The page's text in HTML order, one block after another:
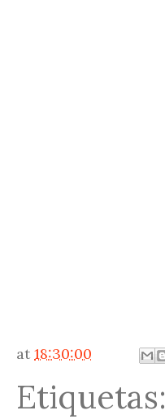
at 18:30:00
Etiquetas: